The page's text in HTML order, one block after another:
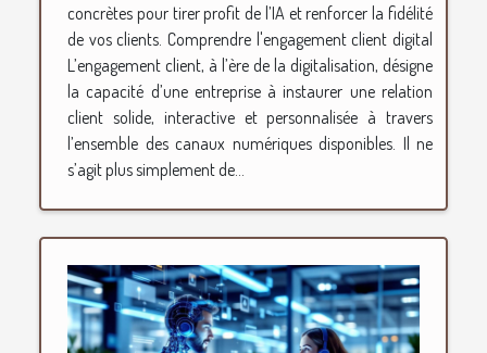
concrètes pour tirer profit de l’IA et renforcer la fidélité
de vos clients. Comprendre l'engagement client digital
L’engagement client, à l’ère de la digitalisation, désigne
la capacité d’une entreprise à instaurer une relation
client solide, interactive et personnalisée à travers
l’ensemble des canaux numériques disponibles. Il ne
s’agit plus simplement de...